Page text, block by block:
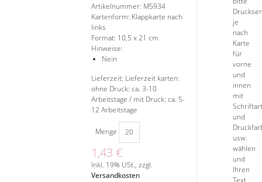
Artikelnummer: M5934
Kartenform: Klappkarte nach
links
Format: 10,5 x 21 cm
Hinweise:
Nein
Lieferzeit: Lieferzeit karten:
ohne Druck: ca. 3-10
Arbeitstage / mit Druck: ca. 5-
12 Arbeitstage
Menge
1,43 €
Inkl. 19% USt.,zzgl.
Versandkosten
je
nach
Karte
für
vorne
und
innen
mit
und
usw.
wählen
und
Ihren
Text